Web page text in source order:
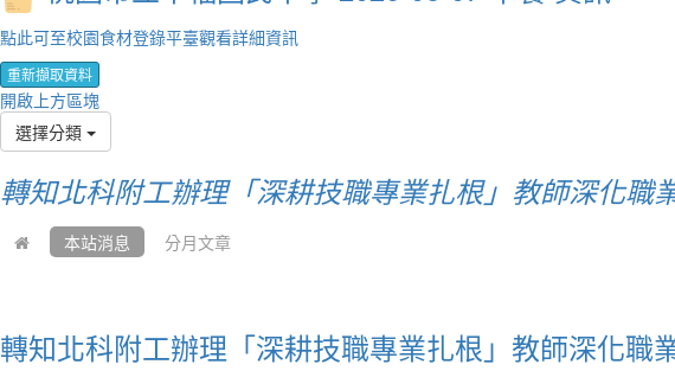
點此可至校園食材登錄平臺觀看詳細資訊
重新擷取資料
開啟上方區塊
選擇分類
轉知北科附工辦理「深耕技職專業扎根」教師深化
本站消息 分月文章
轉知北科附工辦理「深耕技職專業扎根」教師深化職